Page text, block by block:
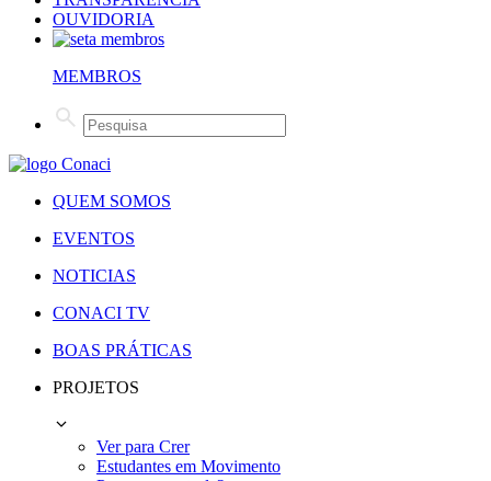
OUVIDORIA
MEMBROS
QUEM SOMOS
EVENTOS
NOTICIAS
CONACI TV
BOAS PRÁTICAS
PROJETOS
Ver para Crer
Estudantes em Movimento